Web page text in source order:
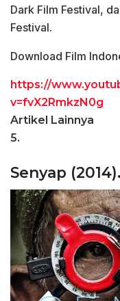
Dark Film Festival,
Festival.
Download Film
https://
v=fvX2RmkzN0g
Artikel Lainnya
5.
Senyap (2014).